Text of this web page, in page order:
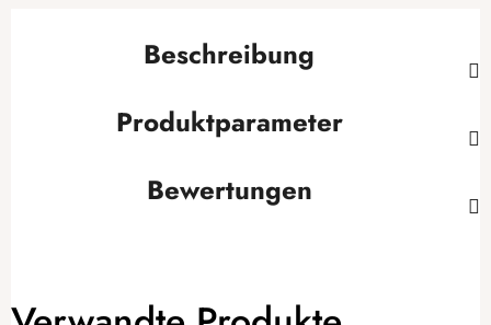
Beschreibung
Produktparameter
Bewertungen